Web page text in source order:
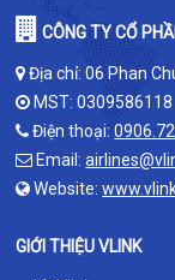
CÔNG TY CỔ
Địa chỉ: 06 Phan
MST: 0309586118
Điện thoại:
Email:
Website:
GIỚI THIỆU VLINK